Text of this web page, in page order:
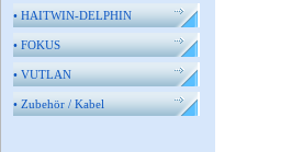
•HAITWIN-DELPHIN
•FOKUS
•VUTLAN
•Zubehör / Kabel